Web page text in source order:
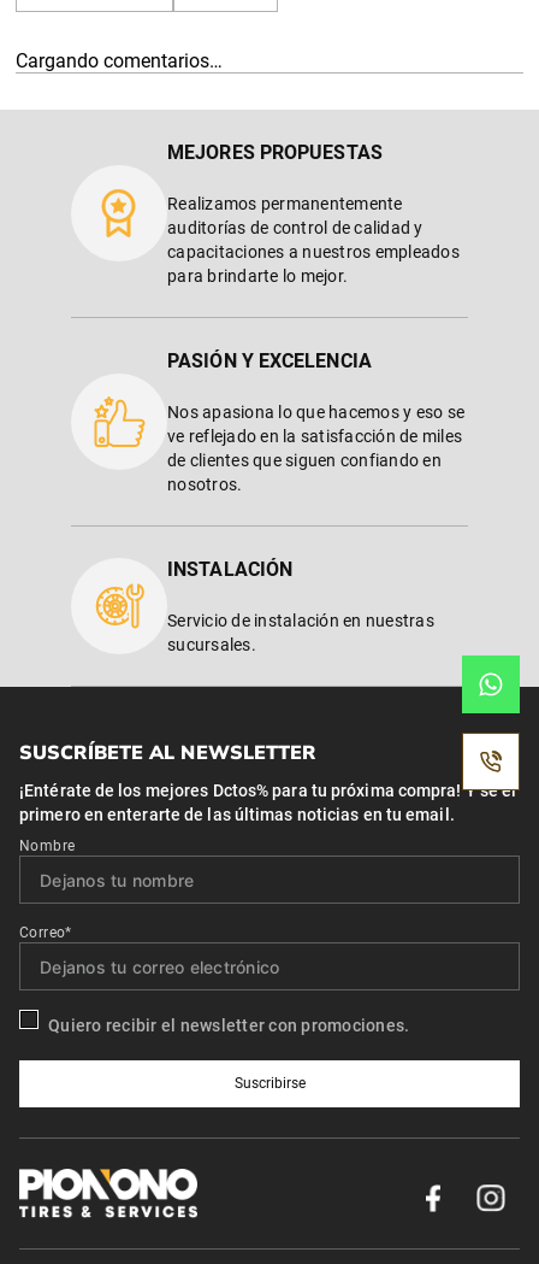
Cargando comentarios…
MEJORES PROPUESTAS
Realizamos permanentemente
auditorías de control de calidad y
capacitaciones a nuestros empleados
para brindarte lo mejor.
PASIÓN Y EXCELENCIA
Nos apasiona lo que hacemos y eso se
ve reflejado en la satisfacción de miles
de clientes que siguen confiando en
nosotros.
INSTALACIÓN
Servicio de instalación en nuestras
sucursales.
SUSCRÍBETE AL NEWSLETTER
¡Entérate de los mejores Dctos% para tu próxima compra! Y se el
primero en enterarte de las últimas noticias en tu email.
Nombre
Correo*
Quiero recibir el newsletter con promociones.
Suscribirse